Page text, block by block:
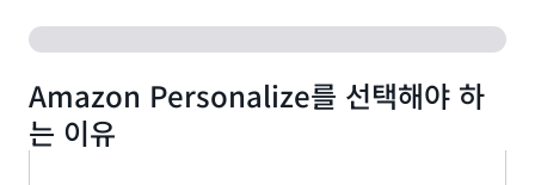
Amazon Personalize를 선택해야 하
는 이유